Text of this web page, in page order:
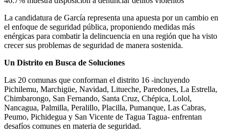
La candidatura de García representa una apuesta por un cambio en
el enfoque de seguridad pública, proponiendo medidas más
enérgicas para combatir la delincuencia en una región que ha visto
crecer sus problemas de seguridad de manera sostenida.
Un Distrito en Busca de Soluciones
Las 20 comunas que conforman el distrito 16 -incluyendo
Pichilemu, Marchigüe, Navidad, Litueche, Paredones, La Estrella,
Chimbarongo, San Fernando, Santa Cruz, Chépica, Lolol,
Nancagua, Palmilla, Peralillo, Placilla, Pumanque, Las Cabras,
Peumo, Pichidegua y San Vicente de Tagua Tagua- enfrentan
desafíos comunes en materia de seguridad.